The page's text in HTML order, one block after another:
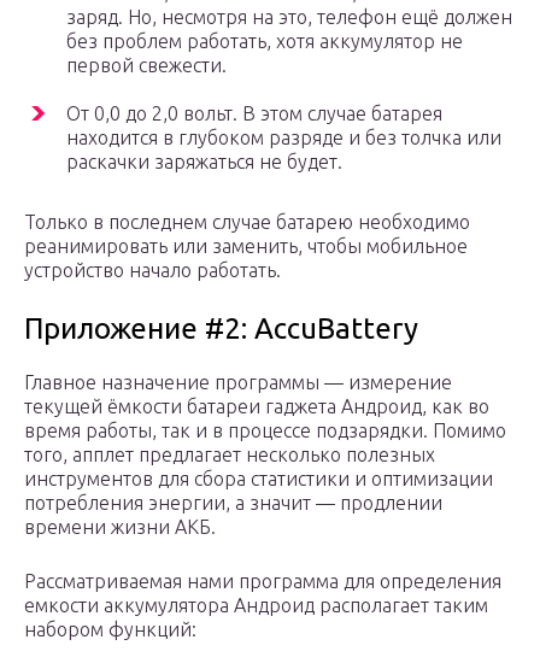
заряд. Но, несмотря на это, телефон ещё должен
без проблем работать, хотя аккумулятор не
первой свежести.
От 0,0 до 2,0 вольт. В этом случае батарея
находится в глубоком разряде и без толчка или
раскачки заряжаться не будет.
Только в последнем случае батарею необходимо
реанимировать или заменить, чтобы мобильное
устройство начало работать.
Приложение #2: AccuBattery
Главное назначение программы — измерение
текущей ёмкости батареи гаджета Андроид, как во
время работы, так и в процессе подзарядки. Помимо
того, апплет предлагает несколько полезных
инструментов для сбора статистики и оптимизации
потребления энергии, а значит — продлении
времени жизни АКБ.
Рассматриваемая нами программа для определения
емкости аккумулятора Андроид располагает таким
набором функций: